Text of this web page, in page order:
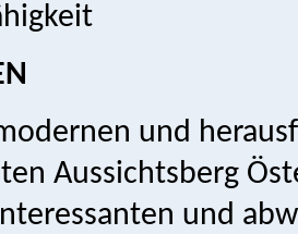
und
Aussichtsberg
und